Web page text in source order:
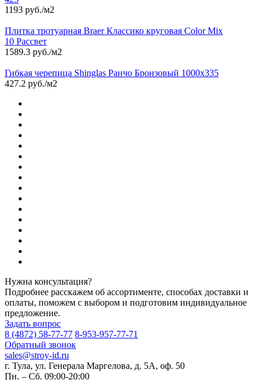
1193 руб./м2
Плитка тротуарная Braer Классико круговая Color Mix
10 Рассвет
1589.3 руб./м2
Гибкая черепица Shinglas Ранчо Бронзовый 1000х335
427.2 руб./м2
Нужна консультация?
Подробнее расскажем об ассортименте, способах доставки и
оплаты, поможем с выбором и подготовим индивидуальное
предложение.
Задать вопрос
8 (4872) 58-77-77 8-953-957-77-71
Обратный звонок
sales@stroy-id.ru
г. Тула, ул. Генерала Маргелова, д. 5А, оф. 50
Пн. – Cб. 09:00-20:00